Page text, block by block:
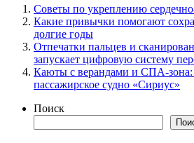
Советы по укреплению
Какие привычки помогают
долгие годы
Отпечатки пальцев и
запускает цифровую систему
Каюты с верандами и СПА-зона:
пассажирское судно «Сириус»
Поиск